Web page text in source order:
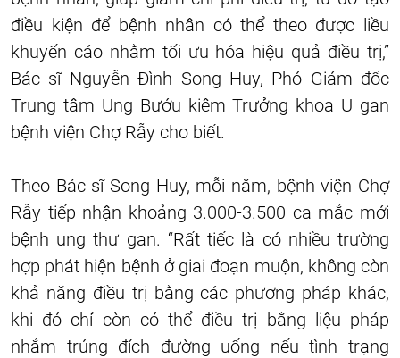
điều kiện để bệnh nhân có thể theo được liều
khuyến cáo nhằm tối ưu hóa hiệu quả điều trị,”
Bác sĩ Nguyễn Đình Song Huy, Phó Giám đốc
Trung tâm Ung Bướu kiêm Trưởng khoa U gan
bệnh viện Chợ Rẫy cho biết.
Theo Bác sĩ Song Huy, mỗi năm, bệnh viện Chợ
Rẫy tiếp nhận khoảng 3.000-3.500 ca mắc mới
bệnh ung thư gan. “Rất tiếc là có nhiều trường
hợp phát hiện bệnh ở giai đoạn muộn, không còn
khả năng điều trị bằng các phương pháp khác,
khi đó chỉ còn có thể điều trị bằng liệu pháp
nhắm trúng đích đường uống nếu tình trạng